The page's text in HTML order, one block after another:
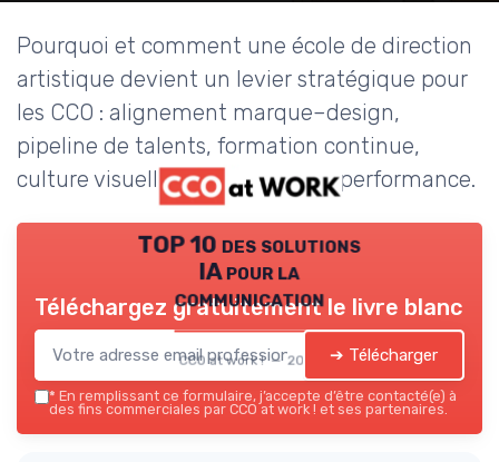
Pourquoi et comment une école de direction
artistique devient un levier stratégique pour
les CCO : alignement marque–design,
pipeline de talents, formation continue,
culture visuelle et mesure de la performance.
TOP 10 des solutions
IA pour la
communication
CCO at work ! — 2026
Téléchargez gratuitement le livre blanc
➔ Télécharger
* En remplissant ce formulaire, j’accepte d’être contacté(e) à
des fins commerciales par CCO at work ! et ses partenaires.